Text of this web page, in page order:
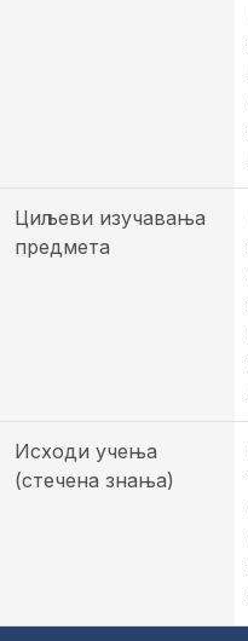
Циљеви изучавања
предмета
Исходи учења
(стечена знања)